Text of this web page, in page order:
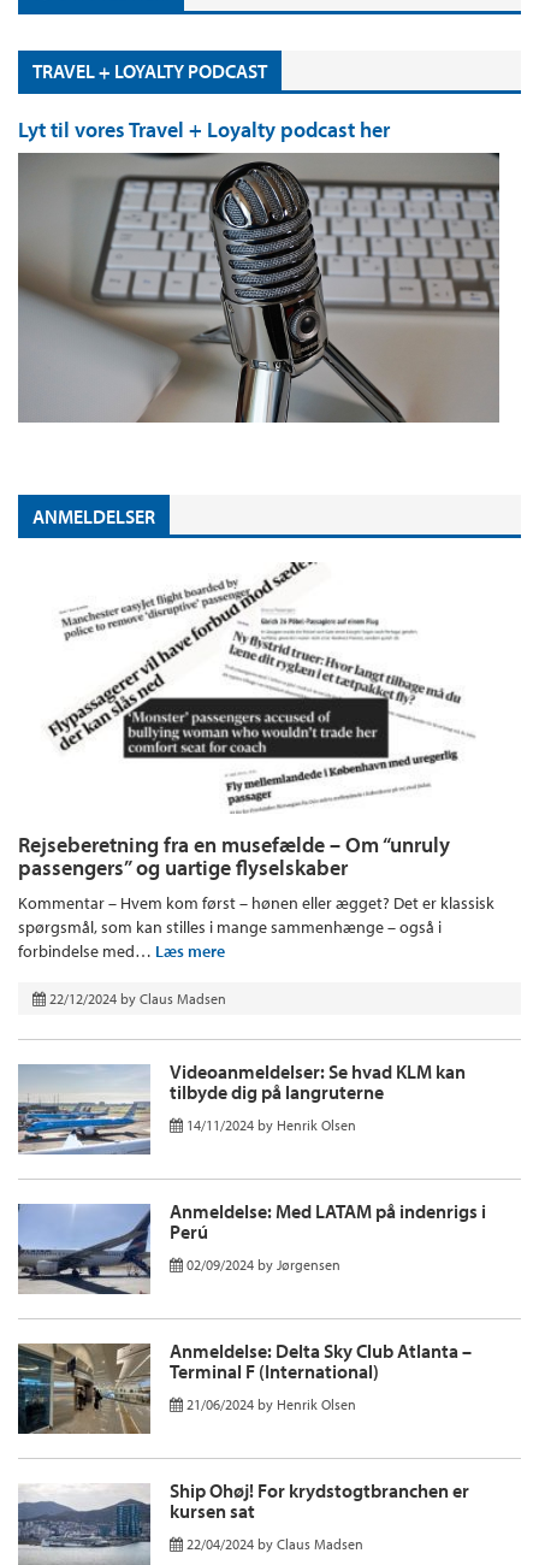
TRAVEL + LOYALTY PODCAST
Lyt til vores Travel + Loyalty podcast her
ANMELDELSER
Rejseberetning fra en musefælde – Om “unruly
passengers” og uartige flyselskaber
Kommentar – Hvem kom først – hønen eller ægget? Det er klassisk
spørgsmål, som kan stilles i mange sammenhænge – også i
forbindelse med… Læs mere
22/12/2024 by Claus Madsen
Videoanmeldelser: Se hvad KLM kan
tilbyde dig på langruterne
14/11/2024 by Henrik Olsen
Anmeldelse: Med LATAM på indenrigs i
Perú
02/09/2024 by Jørgensen
Anmeldelse: Delta Sky Club Atlanta –
Terminal F (International)
21/06/2024 by Henrik Olsen
Ship Ohøj! For krydstogtbranchen er
kursen sat
22/04/2024 by Claus Madsen